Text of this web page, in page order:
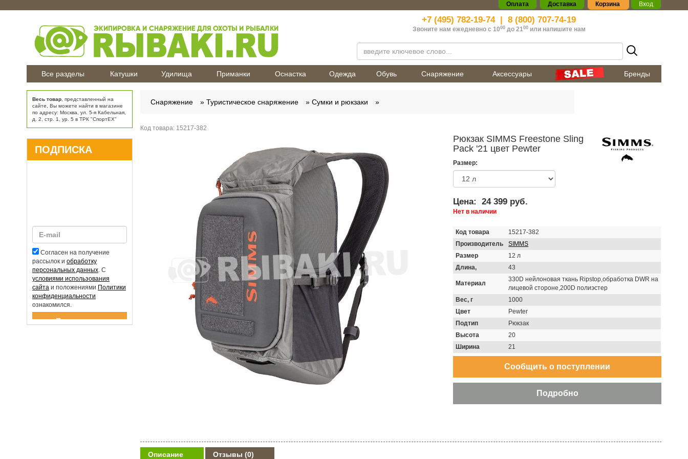
Оплата Доставка Корзина Вход
+7 (495) 782-19-74| 8 (800) 707-74-19
Звоните нам ежедневно с 1000до 2100 или напишите нам
Все разделы Катушки Удилища Приманки Оснастка Одежда Обувь Снаряжение Аксессуары Бренды
Снаряжение Туристическое снаряжение Сумки и рюкзаки
Код товара: 15217-382
Рюкзак SIMMS Freestone Sling
Pack '21 цвет Pewter
Размер:
Цена: 24 399 руб.
Нет в наличии
Код товара
15217-382
Производитель
SIMMS
Размер
12 л
Длина,
43
Материал
330D нейлоновая ткань Ripstop,обработка DWR на
лицевой стороне,200D полиэстер
Вес, г
1000
Цвет
Pewter
Подтип
Рюкзак
Высота
20
Ширина
21
Описание Отзывы (0)
Весь товар , представленный на
сайте, Вы можете найти в магазине
по адресу: Москва, ул. 5-я Кабельная,
д. 2, стр. 1, ур. 5 в ТРК "СпортЕХ"
ПОДПИСКА
Согласен на получение
рассылок и обработку
персональных данных. С
условиями использования
сайта и положениями Политики
конфиденциальности
ознакомился.